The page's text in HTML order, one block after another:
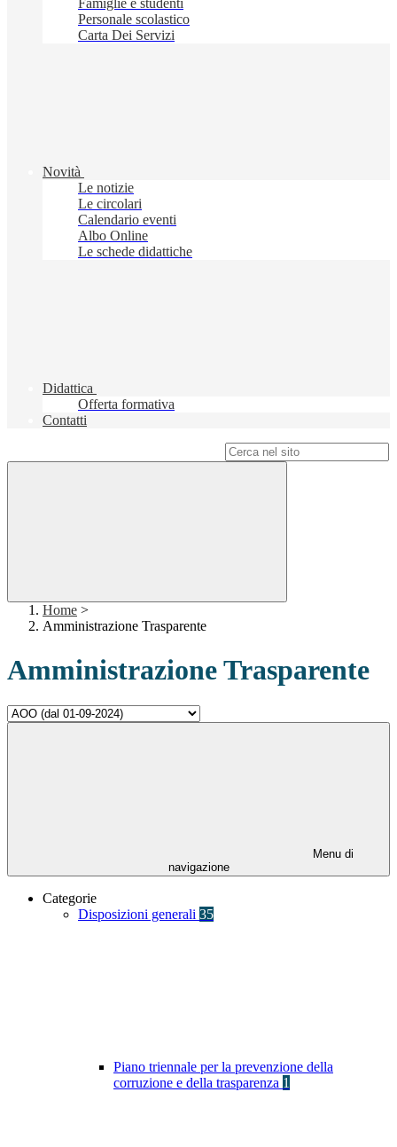
Famiglie e studenti
Personale scolastico
Carta Dei Servizi
Novità
Le notizie
Le circolari
Calendario eventi
Albo Online
Le schede didattiche
Didattica
Offerta formativa
Contatti
Home >
Amministrazione Trasparente
Amministrazione Trasparente
Menu di
navigazione
Categorie
Disposizioni generali 35
Piano triennale per la prevenzione della
corruzione e della trasparenza 1